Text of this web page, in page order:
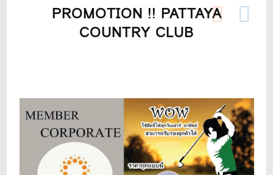
PROMOTION !! PATTAYA
COUNTRY CLUB